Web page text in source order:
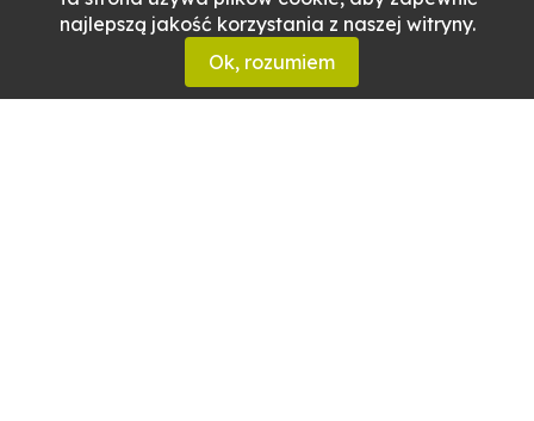
najlepszą jakość korzystania z naszej witryny.
Ok, rozumiem